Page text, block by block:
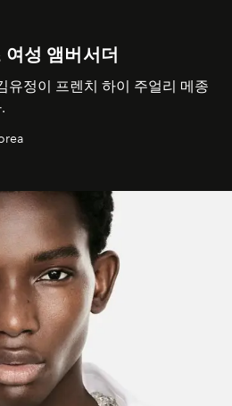
성 앰버서더
유정이 프렌치 하이 주얼리 메종